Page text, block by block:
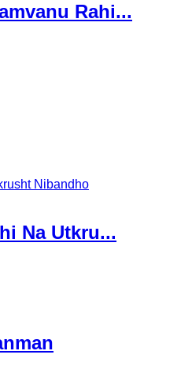
Rahi...
Na Utkru...